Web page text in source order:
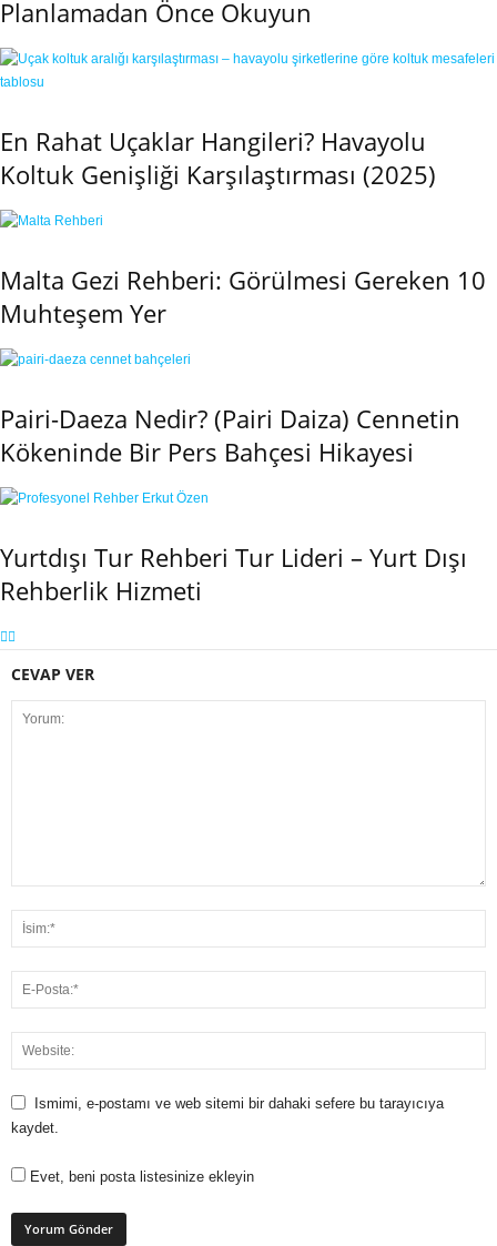
Planlamadan Önce Okuyun
En Rahat Uçaklar Hangileri? Havayolu
Koltuk Genişliği Karşılaştırması (2025)
Malta Gezi Rehberi: Görülmesi Gereken 10
Muhteşem Yer
Pairi-Daeza Nedir? (Pairi Daiza) Cennetin
Kökeninde Bir Pers Bahçesi Hikayesi
Yurtdışı Tur Rehberi Tur Lideri – Yurt Dışı
Rehberlik Hizmeti
CEVAP VER
Ismimi, e-postamı ve web sitemi bir dahaki sefere bu tarayıcıya
kaydet.
Evet, beni posta listesinize ekleyin